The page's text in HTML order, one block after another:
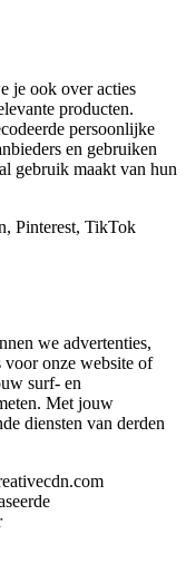
je ook over acties
producten.
persoonlijke
en gebruiken
gebruik maakt van hun
Pinterest, TikTok
we advertenties,
voor onze website of
surf- en
Met jouw
diensten van derden